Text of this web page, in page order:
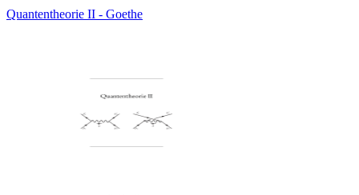
Quantentheorie II - Goethe